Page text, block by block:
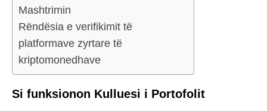
Mashtrimin
Rëndësia e verifikimit të
platformave zyrtare të
kriptomonedhave
Si funksionon Kulluesi i Portofolit